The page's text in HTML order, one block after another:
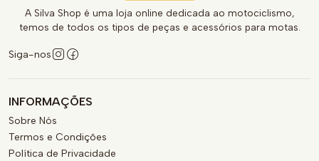
A Silva Shop é uma loja online dedicada ao motociclismo,
temos de todos os tipos de peças e acessórios para motas.
Siga-nos
INFORMAÇÕES
Sobre Nós
Termos e Condições
Política de Privacidade